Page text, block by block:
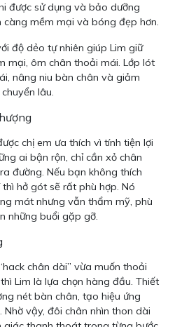
được sử dụng và bảo dưỡng
mềm mại và bóng đẹp hơn.
độ dẻo tự nhiên giúp Lim giữ
mại, ôm chân thoải mái. Lớp lót
nâng niu bàn chân và giảm
lâu.
chị em ưa thích vì tính tiện lợi
ai bận rộn, chỉ cần xỏ chân
đường. Nếu bạn không thích
hở gót sẽ rất phù hợp. Nó
mát nhưng vẫn thẩm mỹ, phù
những buổi gặp gỡ.
chân dài” vừa muốn thoải
Lim là lựa chọn hàng đầu. Thiết
nét bàn chân, tạo hiệu ứng
vậy, đôi chân nhìn thon dài